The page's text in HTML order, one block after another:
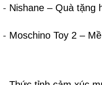
- Nishane – Quà tặng
- Moschino Toy 2 –